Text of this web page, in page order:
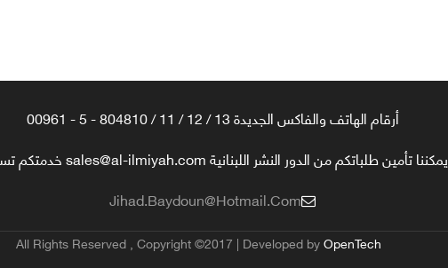
أرقام الهاتف والفاكس الجديدة 13 / 12 / 11 / 804810 - 5 - 00961
يمكننا تأمين طلباتكم من الدور النشر اللبنانية sales@al-ilmiyah.com خدمتكم تسعدنا
Jihad.baydoun@hotmail.com
All Rights Reserved , Copyright ©2017 | Developed byOpenTech